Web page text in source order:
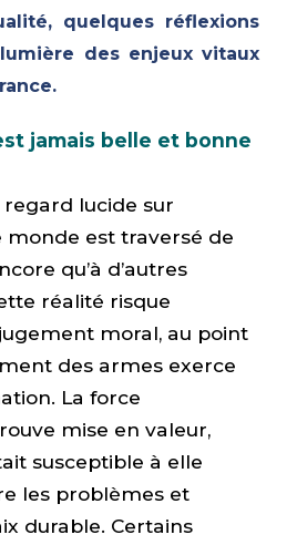
quelques réflexions
des enjeux vitaux
jamais belle et bonne
regard lucide sur
monde est traversé de
qu’à d’autres
réalité risque
moral, au point
des armes exerce
La force
mise en valeur,
susceptible à elle
les problèmes et
durable. Certains